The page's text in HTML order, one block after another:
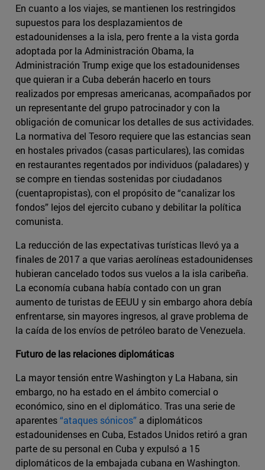
En cuanto a los viajes, se mantienen los restringidos
supuestos para los desplazamientos de
estadounidenses a la isla, pero frente a la vista gorda
adoptada por la Administración Obama, la
Administración Trump exige que los estadounidenses
que quieran ir a Cuba deberán hacerlo en tours
realizados por empresas americanas, acompañados por
un representante del grupo patrocinador y con la
obligación de comunicar los detalles de sus actividades.
La normativa del Tesoro requiere que las estancias sean
en hostales privados (casas particulares), las comidas
en restaurantes regentados por individuos (paladares) y
se compre en tiendas sostenidas por ciudadanos
(cuentapropistas), con el propósito de “canalizar los
fondos” lejos del ejercito cubano y debilitar la política
comunista.
La reducción de las expectativas turísticas llevó ya a
finales de 2017 a que varias aerolíneas estadounidenses
hubieran cancelado todos sus vuelos a la isla caribeña.
La economía cubana había contado con un gran
aumento de turistas de EEUU y sin embargo ahora debía
enfrentarse, sin mayores ingresos, al grave problema de
la caída de los envíos de petróleo barato de Venezuela.
Futuro de las relaciones diplomáticas
La mayor tensión entre Washington y La Habana, sin
embargo, no ha estado en el ámbito comercial o
económico, sino en el diplomático. Tras una serie de
aparentes“ataques sónicos” a diplomáticos
estadounidenses en Cuba, Estados Unidos retiró a gran
parte de su personal en Cuba y expulsó a 15
diplomáticos de la embajada cubana en Washington.